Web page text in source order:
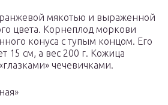
мякотью и выраженной
цвета. Корнеплод моркови
конуса с тупым концом. Его
15 см, а вес 200 г. Кожица
чечевичками.